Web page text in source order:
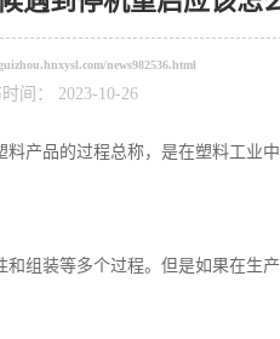
news982536.html
间： 2023-10-26
品的过程总称，是在塑料工业中
装等多个过程。但是如果在生